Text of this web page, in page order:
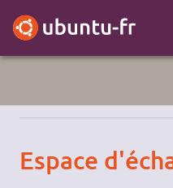
Espace